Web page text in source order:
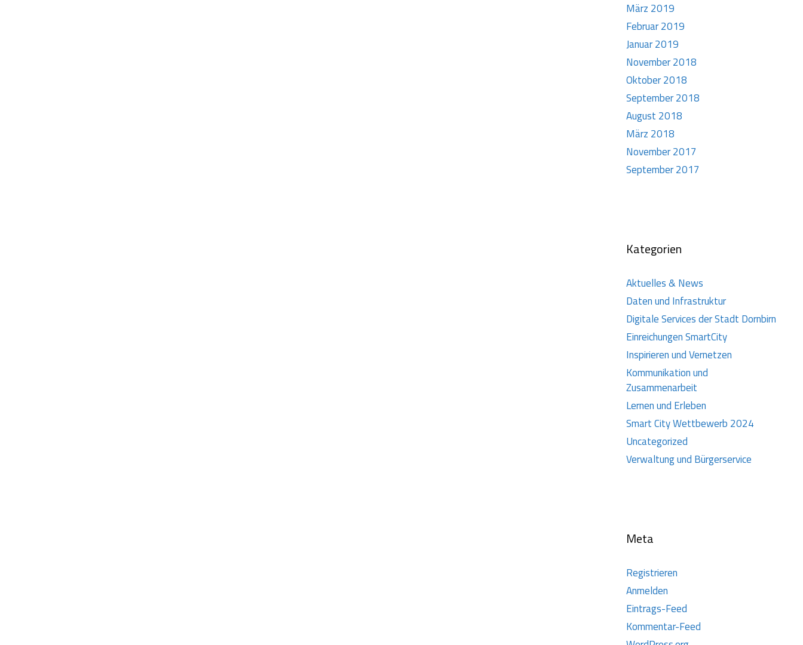
März 2019
Februar 2019
Januar 2019
November 2018
Oktober 2018
September 2018
August 2018
März 2018
November 2017
September 2017
Kategorien
Aktuelles & News
Daten und Infrastruktur
Digitale Services der Stadt Dornbirn
Einreichungen SmartCity
Inspirieren und Vernetzen
Kommunikation und
Zusammenarbeit
Lernen und Erleben
Smart City Wettbewerb 2024
Uncategorized
Verwaltung und Bürgerservice
Meta
Registrieren
Anmelden
Eintrags-Feed
Kommentar-Feed